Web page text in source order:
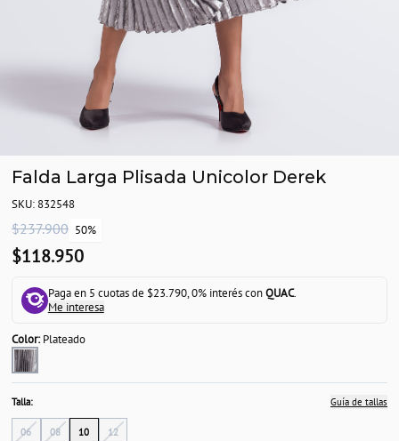
Falda Larga Plisada Unicolor Derek
SKU: 832548
$237.900 50%
$118.950
Paga en 5 cuotas de $23.790, 0% interés conQUAC.
Me interesa
Color:Plateado
Talla: Guía de tallas
06 08 10 12